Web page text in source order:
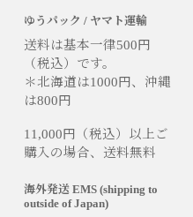
ゆうパック / ヤマト運輸
送料は基本一律500円
（税込）です。
＊北海道は1000円、沖縄
は800円
11,000円（税込）以上ご
購入の場合、送料無料
海外発送 EMS (shipping to
outside of Japan)